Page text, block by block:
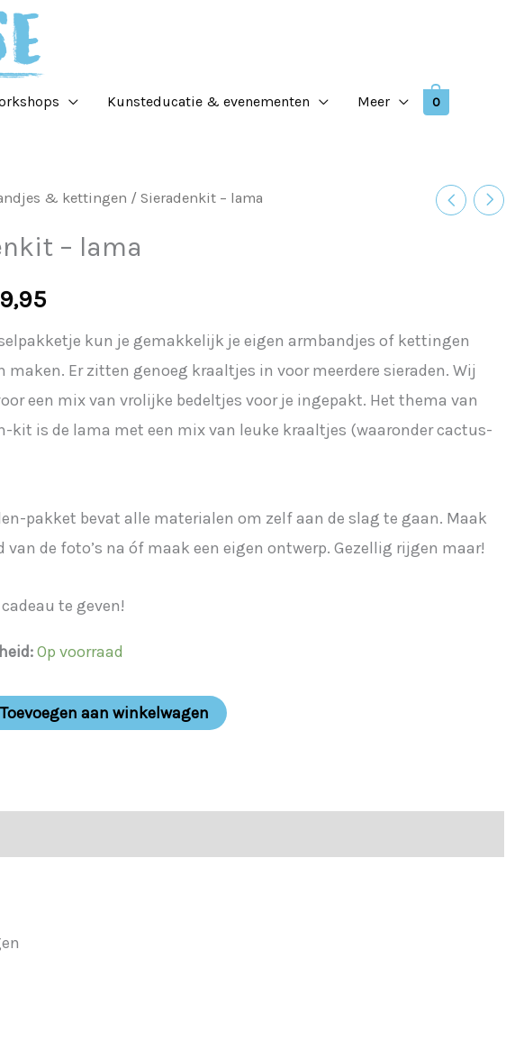
Kunsteducatie & evenementen Meer 0
& kettingen / Sieradenkit – lama
– lama
9,95
Huidige
prijs
is:
€9,95.kun je gemakkelijk je eigen armbandjes of kettingen
maken. Er zitten genoeg kraaltjes in voor meerdere sieraden. Wij
een mix van vrolijke bedeltjes voor je ingepakt. Het thema van
kit is de lama met een mix van leuke kraaltjes (waaronder cactus-
pakket bevat alle materialen om zelf aan de slag te gaan. Maak
van de foto’s na óf maak een eigen ontwerp. Gezellig rijgen maar!
te geven!
Op voorraad
Toevoegen aan winkelwagen